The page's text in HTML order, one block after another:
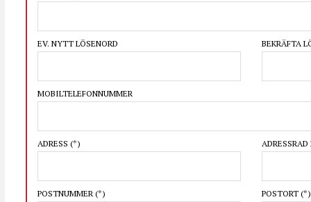
EV. NYTT LÖSENORD BEKRÄFTA
MOBILTELEFONNUMMER
ADRESS (*) ADRESSRAD
POSTNUMMER (*) POSTORT (*)